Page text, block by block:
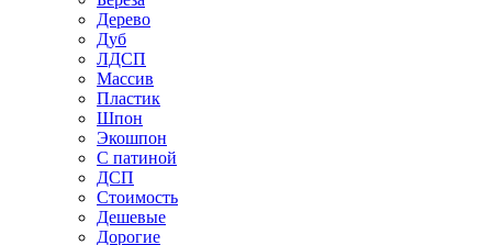
Дерево
Дуб
ЛДСП
Массив
Пластик
Шпон
Экошпон
С патиной
ДСП
Стоимость
Дешевые
Дорогие